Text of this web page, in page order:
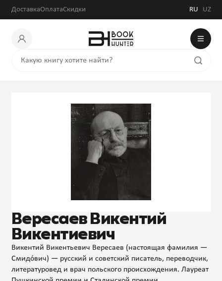
ДоставкаОплатаСкидки RU UZ
Вересаев Викентий
Викентиевич
Викентий Викентьевич Вересаев (настоящая фамилия —
Смидо́вич) — русский и советский писатель, переводчик,
литературовед и врач польского происхождения. Лауреат